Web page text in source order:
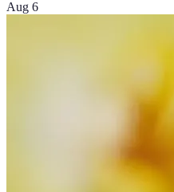
Aug 6